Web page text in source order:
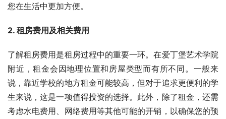
您在生活中更加方便。
2. 租房费用及相关费用
了解租房费用是租房过程中的重要一环。在爱丁堡艺术学院
附近，租金会因地理位置和房屋类型而有所不同。一般来
说，靠近学校的地方租金可能较高，但对于追求更便利的学
生来说，这是一项值得投资的选择。此外，除了租金，还需
考虑水电费用、网络费用等其他可能的开销，以确保您的预